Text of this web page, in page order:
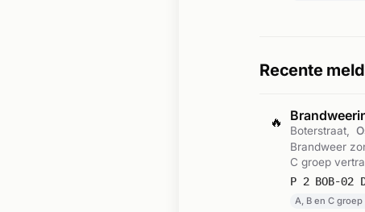
Recente
🔥
Boterstraat,
Brandweer
C groep
P 2 BOB-02
A, B en C